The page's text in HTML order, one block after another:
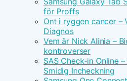
för Proffs
Ont i ryggen cancer –
Diagnos
Vem är Nick Alinia –
kontroverser
SAS Check-in Online
Smidig Incheckning